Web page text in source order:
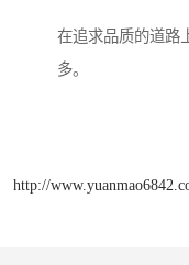
在追求品质的道路
多。
http://